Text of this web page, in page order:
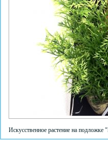
Искусственное растение на